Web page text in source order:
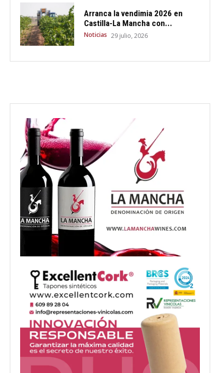
Arranca la vendimia 2026 en
Castilla-La Mancha con...
Noticias 29 julio, 2026